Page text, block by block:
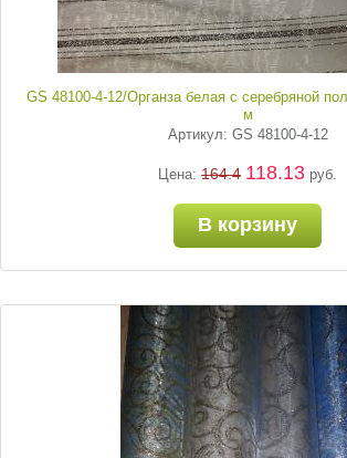
GS 48100-4-12/Органза белая с серебряной
м
Артикул: GS 48100-4-12
Цена: 164.4 118.13 руб.
В корзину